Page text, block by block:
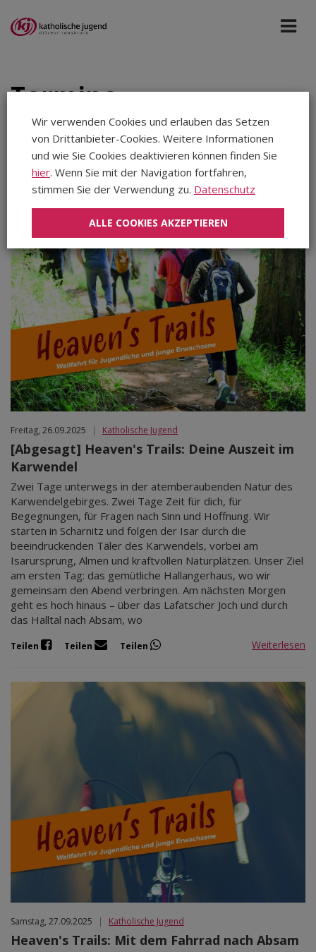
Termine
Katholische Jugend Sep 2025
Aug 2026
Sep 2026
Okt 2026
Nov 2026
Dez 2026
Jan 2027
Feb 2027
Mär 2027
Apr 2027
Mai 2027
Jun 2027
Jul 2027
Freitag, 26.09.2025 | Katholische Jugend
[Abgesagt] Heaven's Trails: Deine Auszeit im
Karwendel
Zwei Tage unterwegs in der atemberaubenden Natur des
Karwendelgebirges. Zwei Tage Zeit für dich, für
Begegnungen, für Fragen nach Sinn und Hoffnung. Wir
starten in Scharnitz und folgen der Isar durch die
beeindruckenden Täler des Karwendels, vorbei am
Isarursprung, Almen und kraftvollen Naturplätzen. Unser Ziel
am ersten Tag: das gemütliche Hallangerhaus, wo wir
gemeinsam den Abend verbringen. Am nächsten Morgen
geht es hoch hinaus – über das Lafatscher Joch und durch
das Halltal nach Absam, wo
Teilen Teilen Teilen Weiterlesen
Samstag, 27.09.2025 | Katholische Jugend
Heaven's Trails: Mit dem Fahrrad nach Absam
Wir verwenden Cookies und erlauben das Setzen
von Drittanbieter-Cookies. Weitere Informationen
und wie Sie Cookies deaktivieren können finden Sie
hier. Wenn Sie mit der Navigation fortfahren,
stimmen Sie der Verwendung zu. Datenschutz
ALLE COOKIES AKZEPTIEREN